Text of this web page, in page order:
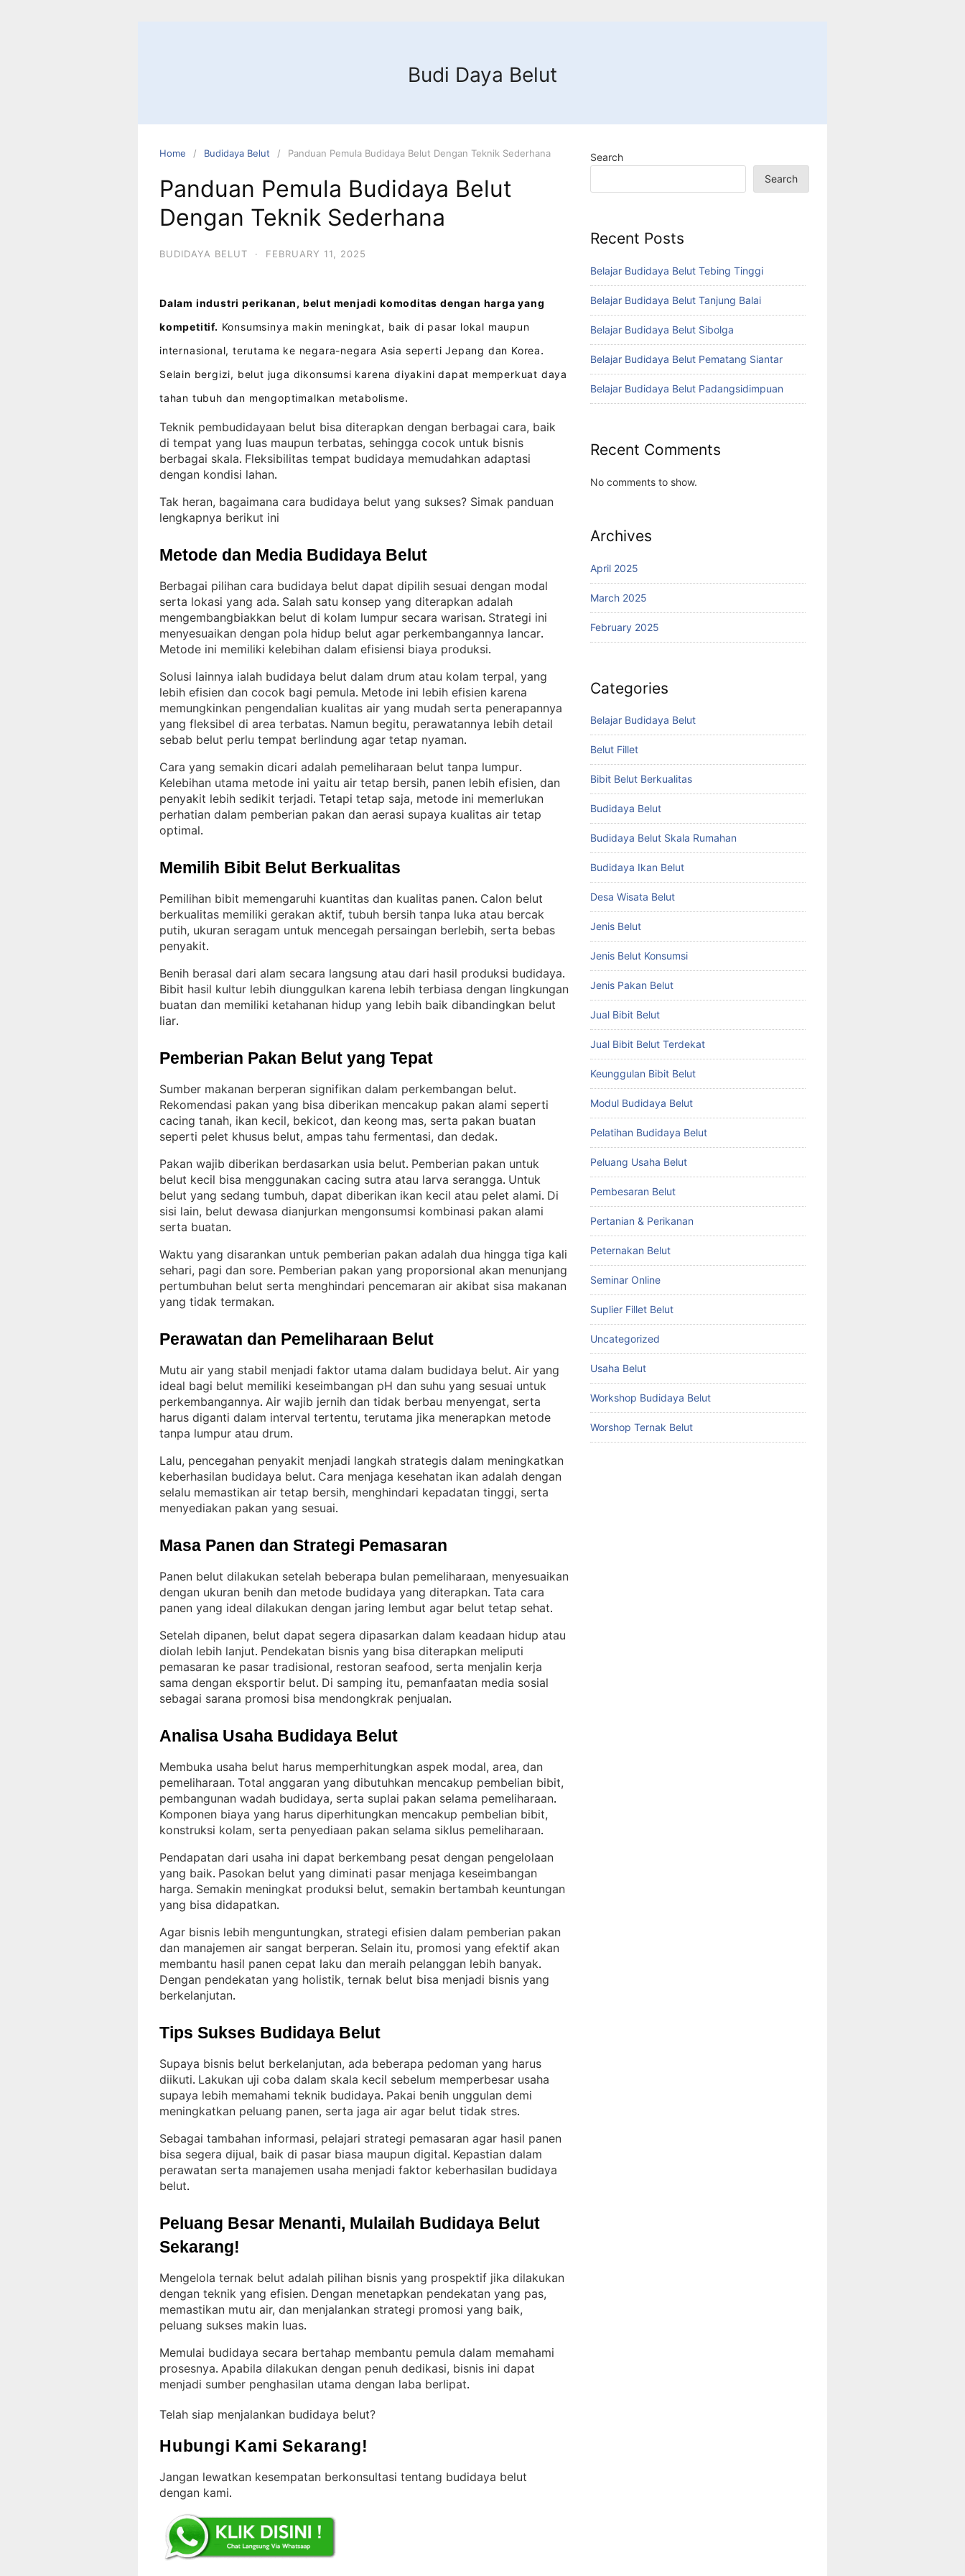
Budi Daya Belut
Home Budidaya Belut Panduan Pemula Budidaya Belut Dengan Teknik Sederhana
Panduan Pemula Budidaya Belut
Dengan Teknik Sederhana
BUDIDAYA BELUT · FEBRUARY 11, 2025
Dalam industri perikanan, belut menjadi komoditas dengan harga yang
kompetitif. Konsumsinya makin meningkat, baik di pasar lokal maupun
internasional, terutama ke negara-negara Asia seperti Jepang dan Korea.
Selain bergizi, belut juga dikonsumsi karena diyakini dapat memperkuat daya
tahan tubuh dan mengoptimalkan metabolisme.
Teknik pembudidayaan belut bisa diterapkan dengan berbagai cara, baik
di tempat yang luas maupun terbatas, sehingga cocok untuk bisnis
berbagai skala. Fleksibilitas tempat budidaya memudahkan adaptasi
dengan kondisi lahan.
Tak heran, bagaimana cara budidaya belut yang sukses? Simak panduan
lengkapnya berikut ini
Metode dan Media Budidaya Belut
Berbagai pilihan cara budidaya belut dapat dipilih sesuai dengan modal
serta lokasi yang ada. Salah satu konsep yang diterapkan adalah
mengembangbiakkan belut di kolam lumpur secara warisan. Strategi ini
menyesuaikan dengan pola hidup belut agar perkembangannya lancar
Metode ini memiliki kelebihan dalam efisiensi biaya produksi.
Solusi lainnya ialah budidaya belut dalam drum atau kolam terpal, yang
lebih efisien dan cocok bagi pemula. Metode ini lebih efisien karena
memungkinkan pengendalian kualitas air yang mudah serta penerapannya
yang fleksibel di area terbatas. Namun begitu, perawatannya lebih detail
sebab belut perlu tempat berlindung agar tetap nyaman.
Cara yang semakin dicari adalah pemeliharaan belut tanpa lumpur
Kelebihan utama metode ini yaitu air tetap bersih, panen lebih efisien, dan
penyakit lebih sedikit terjadi. Tetapi tetap saja, metode ini memerlukan
perhatian dalam pemberian pakan dan aerasi supaya kualitas air tetap
optimal.
Memilih Bibit Belut Berkualitas
Pemilihan bibit memengaruhi kuantitas dan kualitas panen. Calon belut
berkualitas memiliki gerakan aktif, tubuh bersih tanpa luka atau bercak
putih, ukuran seragam untuk mencegah persaingan berlebih, serta bebas
penyakit.
Benih berasal dari alam secara langsung atau dari hasil produksi budidaya
Bibit hasil kultur lebih diunggulkan karena lebih terbiasa dengan lingkungan
buatan dan memiliki ketahanan hidup yang lebih baik dibandingkan belut
liar.
Pemberian Pakan Belut yang Tepat
Sumber makanan berperan signifikan dalam perkembangan belut
Rekomendasi pakan yang bisa diberikan mencakup pakan alami seperti
cacing tanah, ikan kecil, bekicot, dan keong mas, serta pakan buatan
seperti pelet khusus belut, ampas tahu fermentasi, dan dedak.
Pakan wajib diberikan berdasarkan usia belut. Pemberian pakan untuk
belut kecil bisa menggunakan cacing sutra atau larva serangga. Untuk
belut yang sedang tumbuh, dapat diberikan ikan kecil atau pelet alami. Di
sisi lain, belut dewasa dianjurkan mengonsumsi kombinasi pakan alami
serta buatan.
Waktu yang disarankan untuk pemberian pakan adalah dua hingga tiga kali
sehari, pagi dan sore. Pemberian pakan yang proporsional akan menunjang
pertumbuhan belut serta menghindari pencemaran air akibat sisa makanan
yang tidak termakan.
Perawatan dan Pemeliharaan Belut
Mutu air yang stabil menjadi faktor utama dalam budidaya belut. Air yang
ideal bagi belut memiliki keseimbangan pH dan suhu yang sesuai untuk
perkembangannya. Air wajib jernih dan tidak berbau menyengat, serta
harus diganti dalam interval tertentu, terutama jika menerapkan metode
tanpa lumpur atau drum.
Lalu, pencegahan penyakit menjadi langkah strategis dalam meningkatkan
keberhasilan budidaya belut. Cara menjaga kesehatan ikan adalah dengan
selalu memastikan air tetap bersih, menghindari kepadatan tinggi, serta
menyediakan pakan yang sesuai.
Masa Panen dan Strategi Pemasaran
Panen belut dilakukan setelah beberapa bulan pemeliharaan, menyesuaikan
dengan ukuran benih dan metode budidaya yang diterapkan. Tata cara
panen yang ideal dilakukan dengan jaring lembut agar belut tetap sehat.
Setelah dipanen, belut dapat segera dipasarkan dalam keadaan hidup atau
diolah lebih lanjut. Pendekatan bisnis yang bisa diterapkan meliputi
pemasaran ke pasar tradisional, restoran seafood, serta menjalin kerja
sama dengan eksportir belut. Di samping itu, pemanfaatan media sosial
sebagai sarana promosi bisa mendongkrak penjualan.
Analisa Usaha Budidaya Belut
Membuka usaha belut harus memperhitungkan aspek modal, area, dan
pemeliharaan. Total anggaran yang dibutuhkan mencakup pembelian bibit,
pembangunan wadah budidaya, serta suplai pakan selama pemeliharaan
Komponen biaya yang harus diperhitungkan mencakup pembelian bibit,
konstruksi kolam, serta penyediaan pakan selama siklus pemeliharaan.
Pendapatan dari usaha ini dapat berkembang pesat dengan pengelolaan
yang baik. Pasokan belut yang diminati pasar menjaga keseimbangan
harga. Semakin meningkat produksi belut, semakin bertambah keuntungan
yang bisa didapatkan.
Agar bisnis lebih menguntungkan, strategi efisien dalam pemberian pakan
dan manajemen air sangat berperan. Selain itu, promosi yang efektif akan
membantu hasil panen cepat laku dan meraih pelanggan lebih banyak
Dengan pendekatan yang holistik, ternak belut bisa menjadi bisnis yang
berkelanjutan.
Tips Sukses Budidaya Belut
Supaya bisnis belut berkelanjutan, ada beberapa pedoman yang harus
diikuti. Lakukan uji coba dalam skala kecil sebelum memperbesar usaha
supaya lebih memahami teknik budidaya. Pakai benih unggulan demi
meningkatkan peluang panen, serta jaga air agar belut tidak stres.
Sebagai tambahan informasi, pelajari strategi pemasaran agar hasil panen
bisa segera dijual, baik di pasar biasa maupun digital. Kepastian dalam
perawatan serta manajemen usaha menjadi faktor keberhasilan budidaya
belut.
Peluang Besar Menanti, Mulailah Budidaya Belut
Sekarang!
Mengelola ternak belut adalah pilihan bisnis yang prospektif jika dilakukan
dengan teknik yang efisien. Dengan menetapkan pendekatan yang pas,
memastikan mutu air, dan menjalankan strategi promosi yang baik,
peluang sukses makin luas.
Memulai budidaya secara bertahap membantu pemula dalam memahami
prosesnya. Apabila dilakukan dengan penuh dedikasi, bisnis ini dapat
menjadi sumber penghasilan utama dengan laba berlipat.
Telah siap menjalankan budidaya belut?
Hubungi Kami Sekarang!
Jangan lewatkan kesempatan berkonsultasi tentang budidaya belut
dengan kami.
Search
Search
Recent Posts
Belajar Budidaya Belut Tebing Tinggi
Belajar Budidaya Belut Tanjung Balai
Belajar Budidaya Belut Sibolga
Belajar Budidaya Belut Pematang Siantar
Belajar Budidaya Belut Padangsidimpuan
Recent Comments
No comments to show.
Archives
April 2025
March 2025
February 2025
Categories
Belajar Budidaya Belut
Belut Fillet
Bibit Belut Berkualitas
Budidaya Belut
Budidaya Belut Skala Rumahan
Budidaya Ikan Belut
Desa Wisata Belut
Jenis Belut
Jenis Belut Konsumsi
Jenis Pakan Belut
Jual Bibit Belut
Jual Bibit Belut Terdekat
Keunggulan Bibit Belut
Modul Budidaya Belut
Pelatihan Budidaya Belut
Peluang Usaha Belut
Pembesaran Belut
Pertanian & Perikanan
Peternakan Belut
Seminar Online
Suplier Fillet Belut
Uncategorized
Usaha Belut
Workshop Budidaya Belut
Worshop Ternak Belut